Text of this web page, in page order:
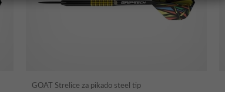
GOAT Strelice za pikado steel tip